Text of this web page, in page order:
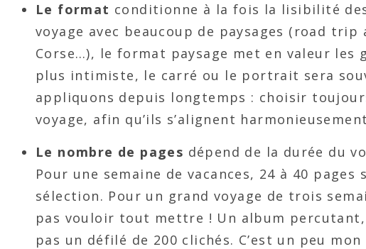
Le format conditionne à la fois la lisibilité
voyage avec beaucoup de paysages (road
Corse…), le format paysage met en valeur les
plus intimiste, le carré ou le portrait sera
appliquons depuis longtemps : choisir
voyage, afin qu’ils s’alignent
Le nombre de pages dépend de la durée du
Pour une semaine de vacances, 24 à 40
sélection. Pour un grand voyage de trois
pas vouloir tout mettre ! Un album
pas un défilé de 200 clichés. C’est un peu